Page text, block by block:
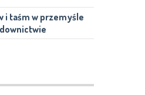
i taśm w przemyśle